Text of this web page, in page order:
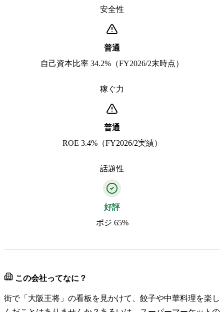
安全性
普通
自己資本比率 34.2%（FY2026/2末時点）
稼ぐ力
普通
ROE 3.4%（FY2026/2実績）
話題性
好評
ポジ 65%
この会社ってなに？
街で「大阪王将」の看板を見かけて、餃子や中華料理を楽し